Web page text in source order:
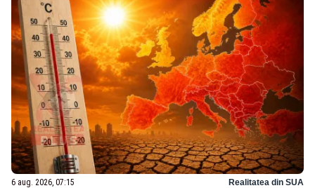
6 aug. 2026, 07:15 Realitatea din SUA